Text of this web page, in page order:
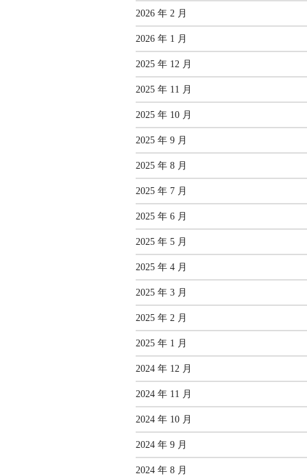
2026 年 2 月
2026 年 1 月
2025 年 12 月
2025 年 11 月
2025 年 10 月
2025 年 9 月
2025 年 8 月
2025 年 7 月
2025 年 6 月
2025 年 5 月
2025 年 4 月
2025 年 3 月
2025 年 2 月
2025 年 1 月
2024 年 12 月
2024 年 11 月
2024 年 10 月
2024 年 9 月
2024 年 8 月